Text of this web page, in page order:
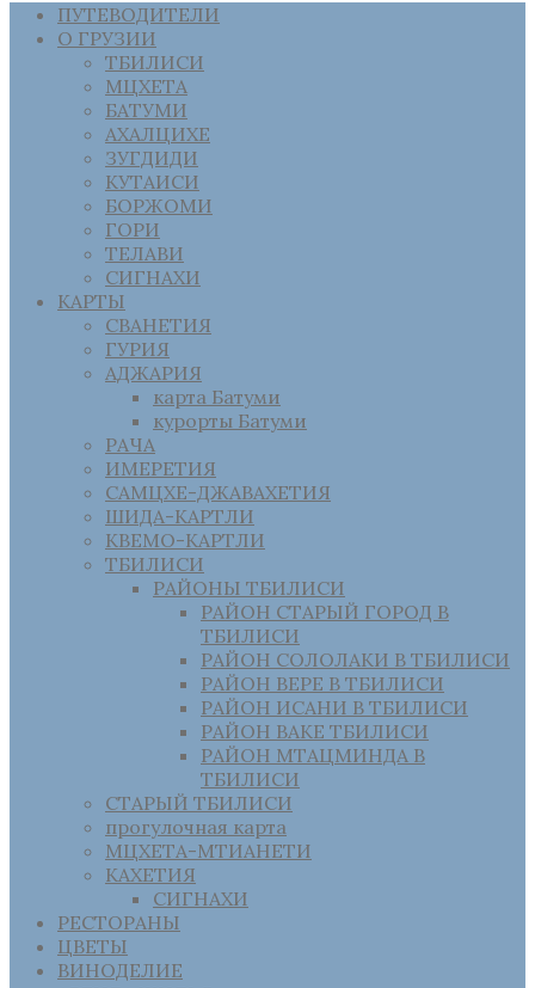
ПУТЕВОДИТЕЛИ
О ГРУЗИИ
ТБИЛИСИ
МЦХЕТА
БАТУМИ
АХАЛЦИХЕ
ЗУГДИДИ
КУТАИСИ
БОРЖОМИ
ГОРИ
ТЕЛАВИ
СИГНАХИ
КАРТЫ
СВАНЕТИЯ
ГУРИЯ
АДЖАРИЯ
карта Батуми
курорты Батуми
РАЧА
ИМЕРЕТИЯ
САМЦХЕ-ДЖАВАХЕТИЯ
ШИДА-КАРТЛИ
КВЕМО-КАРТЛИ
ТБИЛИСИ
РАЙОНЫ ТБИЛИСИ
РАЙОН СТАРЫЙ ГОРОД В
ТБИЛИСИ
РАЙОН СОЛОЛАКИ В ТБИЛИСИ
РАЙОН ВЕРЕ В ТБИЛИСИ
РАЙОН ИСАНИ В ТБИЛИСИ
РАЙОН ВАКЕ ТБИЛИСИ
РАЙОН МТАЦМИНДА В
ТБИЛИСИ
СТАРЫЙ ТБИЛИСИ
прогулочная карта
МЦХЕТА-МТИАНЕТИ
КАХЕТИЯ
СИГНАХИ
РЕСТОРАНЫ
ЦВЕТЫ
ВИНОДЕЛИЕ